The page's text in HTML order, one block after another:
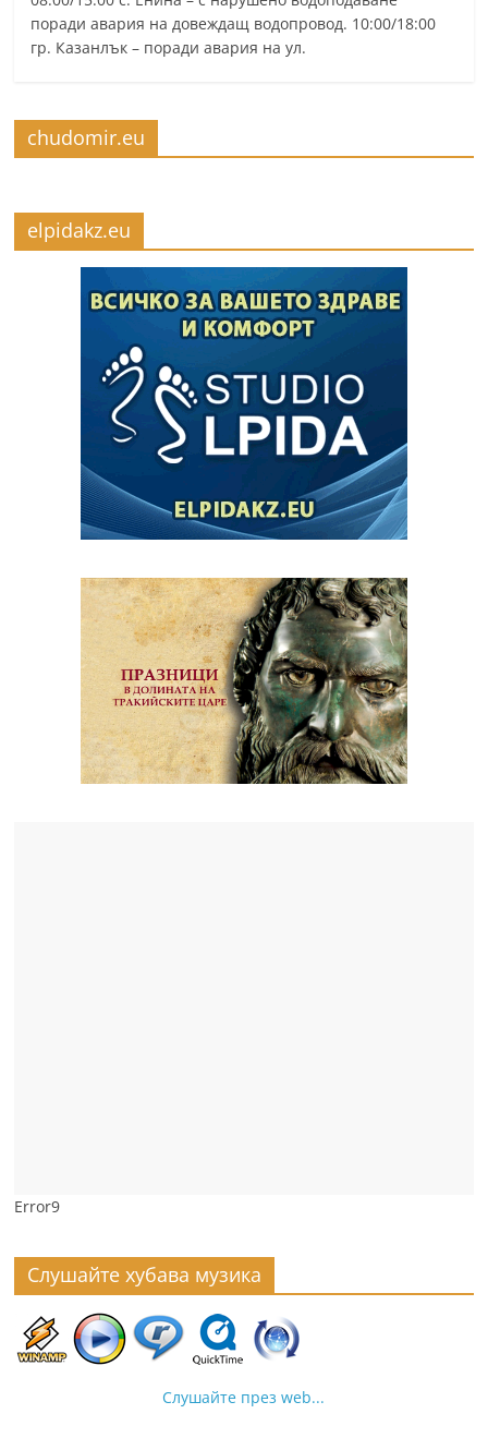
поради авария на довеждащ водопровод. 10:00/18:00
гр. Казанлък – поради авария на ул.
chudomir.eu
elpidakz.eu
Error9
Слушайте хубава музика
Слушайте през web...